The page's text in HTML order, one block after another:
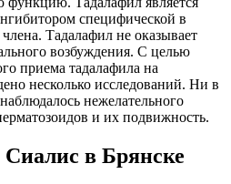
специфической в
Тадалафил не оказывает
возбуждения. С целью
приема тадалафила на
несколько исследований. Ни в
нежелательного
и их подвижность.
в Брянске